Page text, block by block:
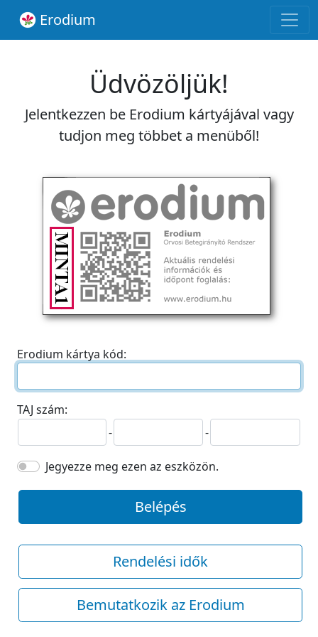
Erodium
Üdvözöljük!
Jelentkezzen be Erodium kártyájával vagy
tudjon meg többet a menüből!
Erodium kártya kód:
TAJ szám:
-
-
Jegyezze meg ezen az eszközön.
Belépés
Rendelési idők
Bemutatkozik az Erodium